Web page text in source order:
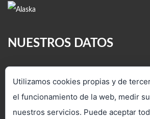
NUESTROS DATOS
(+34) 91 712 37 47 - 91 660 12 07
Utilizamos cookies propias y de
el funcionamiento de la web, medir
nuestros servicios. Puede aceptar